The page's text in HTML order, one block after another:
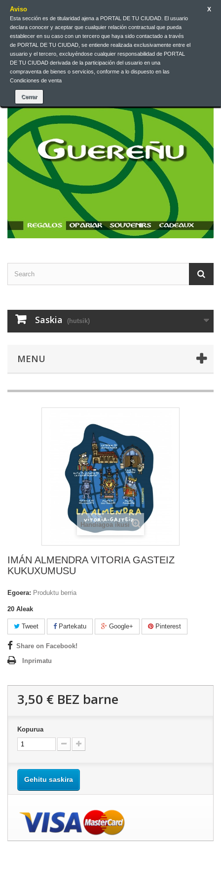
Aviso
Esta sección es de titularidad ajena a PORTAL DE TU CIUDAD. El usuario
declara conocer y aceptar que cualquier relación contractual que pueda
establecer en su caso con un tercero que haya sido contactado a través
de PORTAL DE TU CIUDAD, se entiende realizada exclusivamente entre el
usuario y el tercero, excluyéndose cualquier responsabilidad de PORTAL
DE TU CIUDAD derivada de la participación del usuario en una
compraventa de bienes o servicios, conforme a lo dispuesto en las
Condiciones de venta
X
Euskera
Euskera
Jarri gurekin harremanetan
Saskia (hutsik)
MENU
Handiagoa ikusi
IMÁN ALMENDRA VITORIA GASTEIZ
KUKUXUMUSU
Egoera: Produktu berria
20 Aleak
Tweet Partekatu Google+ Pinterest
Share on Facebook!
Inprimatu
3,50 € BEZ barne
Kopurua
Gehitu saskira